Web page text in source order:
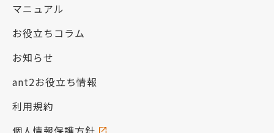
マニュアル
お役立ちコラム
お知らせ
ant2お役立ち情報
利用規約